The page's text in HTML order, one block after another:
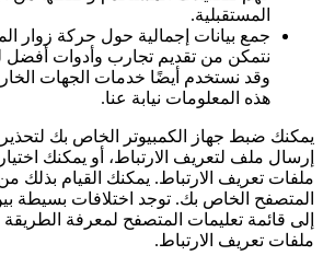
المستقبلية.
جمع بيانات إجمالية حول حركة زوار
نتمكن من تقديم تجارب وأدوات أفضل
وقد نستخدم أيضًا خدمات الجهات
هذه المعلومات نيابة عنا.
يمكنك ضبط جهاز الكمبيوتر الخاص بك
إرسال ملف لتعريف الارتباط، أو يمكنك
ملفات تعريف الارتباط. يمكنك القيام بذلك
المتصفح الخاص بك. توجد اختلافات بسيطة
إلى قائمة تعليمات المتصفح لمعرفة
ملفات تعريف الارتباط.